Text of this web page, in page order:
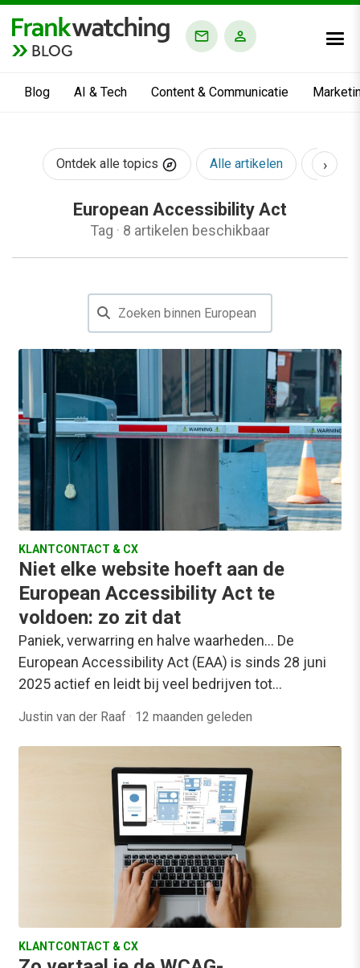
BLOG
Blog AI & Tech Content & Communicatie
Ontdek alle topics Alle artikelen AI &
›
European Accessibility Act
Tag · 8 artikelen beschikbaar
KLANTCONTACT & CX
Niet elke website hoeft aan de
European Accessibility Act te
voldoen: zo zit dat
Paniek, verwarring en halve waarheden... De
European Accessibility Act (EAA) is sinds 28 juni
2025 actief en leidt bij veel bedrijven tot…
Justin van der Raaf · 12 maanden geleden
KLANTCONTACT & CX